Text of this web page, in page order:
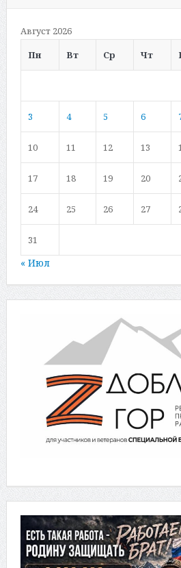
Август 2026
Пн
Вт Ср Чт
3 4 5 6
10 11 12 13
17 18 19 20
24 25 26 27
31
« Июл